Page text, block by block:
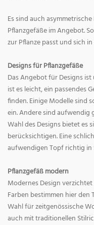
Es sind auch
Pflanzgefäße im Angebot.
zur Pflanze passt und sich
Designs für Pflanzgefäße
Das Angebot für Designs
ist es leicht, ein passendes
finden. Einige Modelle sind
ein. Andere sind aufwendig
Wahl des Designs bietet es
berücksichtigen. Eine
aufwendigen Topf richtig in
Pflanzgefäß modern
Modernes Design
Farben bestimmen hier den
Wahl für zeitgenössische
auch mit traditionellen